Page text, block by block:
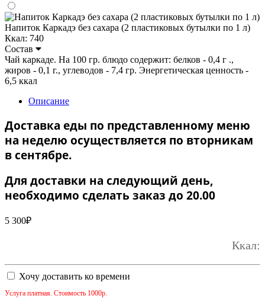
Напиток Каркадэ без сахара (2 пластиковых бутылки по 1 л)
Ккал: 740
Состав
Чай каркаде. На 100 гр. блюдо содержит: белков - 0,4 г .,
жиров - 0,1 г., углеводов - 7,4 гр. Энергетическая ценность -
6,5 ккал
Описание
Доставка еды по представленному меню
на неделю осуществляется по вторникам
в сентябре.
Для доставки на следующий день,
необходимо сделать заказ до 20.00
5 300₽
Ккал:
Хочу доставить ко времени
Услуга платная. Стоимость 1000р.